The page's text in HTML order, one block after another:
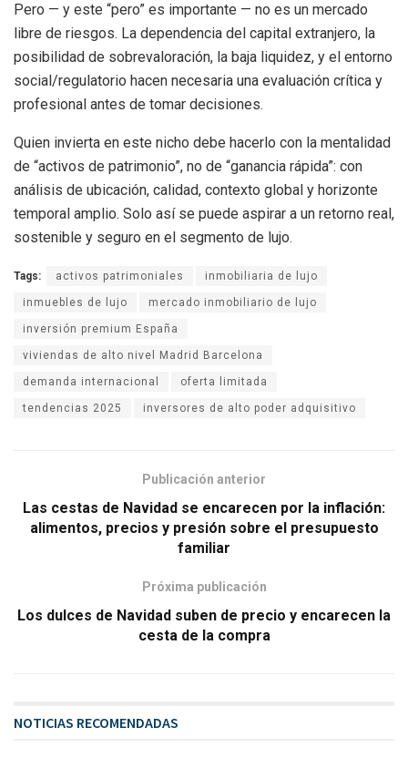
Pero — y este “pero” es importante — no es un mercado
libre de riesgos. La dependencia del capital extranjero, la
posibilidad de sobrevaloración, la baja liquidez, y el entorno
social/regulatorio hacen necesaria una evaluación crítica y
profesional antes de tomar decisiones.
Quien invierta en este nicho debe hacerlo con la mentalidad
de “activos de patrimonio”, no de “ganancia rápida”: con
análisis de ubicación, calidad, contexto global y horizonte
temporal amplio. Solo así se puede aspirar a un retorno real,
sostenible y seguro en el segmento de lujo.
Tags: activos patrimoniales inmobiliaria de lujo
inmuebles de lujo mercado inmobiliario de lujo
inversión premium España
viviendas de alto nivel Madrid Barcelona
demanda internacional oferta limitada
tendencias 2025 inversores de alto poder adquisitivo
Publicación anterior
Las cestas de Navidad se encarecen por la inflación:
alimentos, precios y presión sobre el presupuesto
familiar
Próxima publicación
Los dulces de Navidad suben de precio y encarecen la
cesta de la compra
NOTICIAS RECOMENDADAS